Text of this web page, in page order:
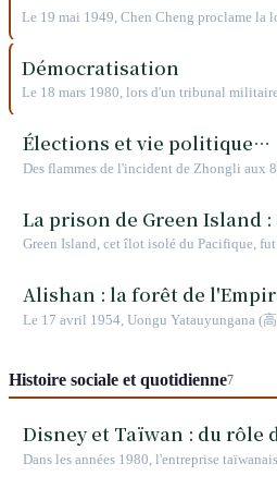
ce musée qu’un État a lui-même construit
commémorer ce qu’il a fait, trente-neuf ans
par la justice.
garantir mutuellement pour travailler, entrer
huan, Gao Yi-sheng, Bo Yang : quatre noms,
motifs d'arrestation, une machine commune.
Le 19 mai 1949, Chen Cheng proclame la
Chiang Ching-kuo annonce la levée de la
régions de Kinmen et Matsu, la levée
Que se sont-ils passé durant ces cinq
Démocratisation
Le 18 mars 1980, lors d'un tribunal
pour demander sa propre condamnation à
procès, les jeunes avocats de la défense,
Lai (謝長廷) et Su Tseng-chang, sont tous
procès exemplaire a, par accident, forgé la
leaders politiques de Taïwan.
Élections et vie politique
partisane à Taïwan
Des flammes de l'incident de Zhongli aux
vote en un demi-siècle, d'un outil de la loi
en une foi populaire
La prison de Green Island :
geôles politiques à la «
Green Island, cet îlot isolé du Pacifique, fut
la Terreur blanche et le dernier refuge des
du milieu. Du Centre de rééducation pour
nouveaux détenus au village de Chongde,
de la société taïwanaise ?
Alishan : la forêt de
montagne de Uongu
Le 17 avril 1954, Uongu Yatauyungana (高
réalité une montagne de la mémoire,
par deux empires.
Histoire sociale et quotidienne7
Disney et Taïwan : du rôle
sous-traitant majeur aux
Dans les années 1980, l'entreprise